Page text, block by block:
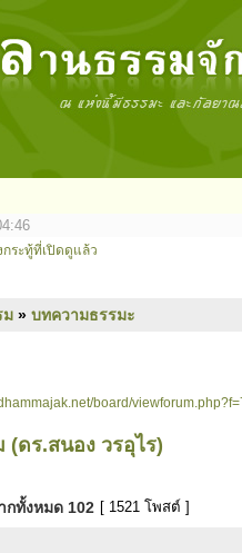
กระทู้ที่เปิดดูแล้ว
ม » บทความธรรมะ
board/
ดร.สนอง วรอุไร)
กทั้งหมด 102 [ 1521 โพสต์ ]